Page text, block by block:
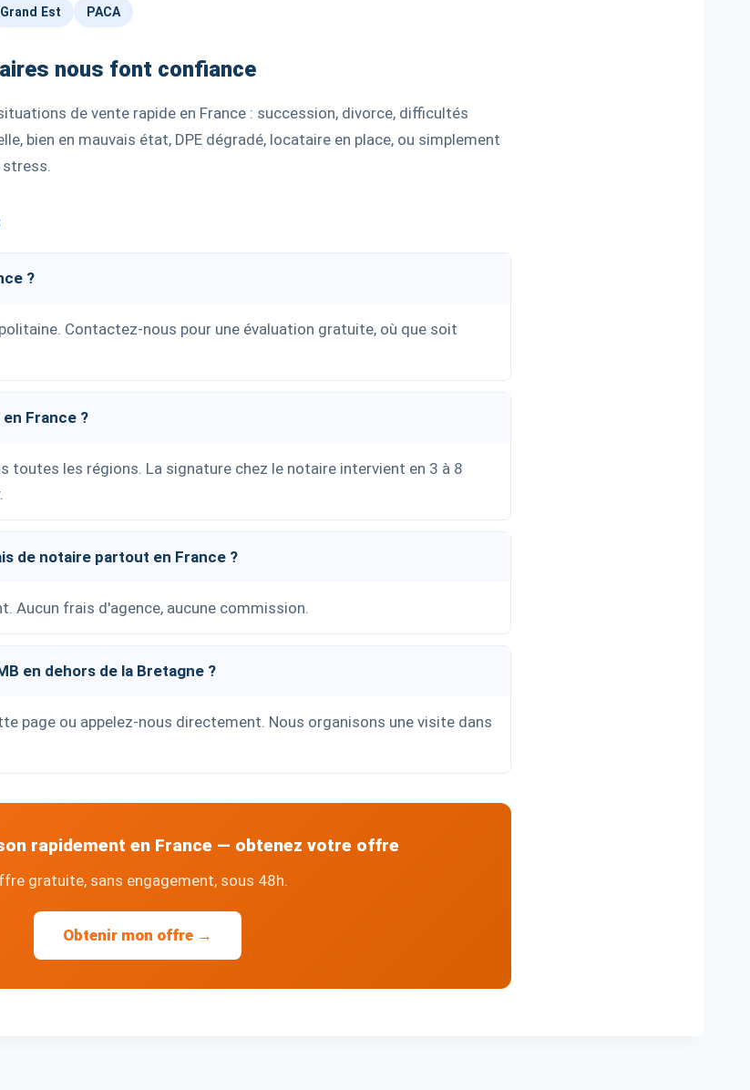
Grand Est PACA
nous font confiance
de vente rapide en France : succession, divorce, difficultés
bien en mauvais état, DPE dégradé, locataire en place, ou simplement
stress.
?
Contactez-nous pour une évaluation gratuite, où que soit
France ?
toutes les régions. La signature chez le notaire intervient en 3 à 8
de notaire partout en France ?
Aucun frais d'agence, aucune commission.
en dehors de la Bretagne ?
page ou appelez-nous directement. Nous organisons une visite dans
rapidement en France — obtenez votre offre
gratuite, sans engagement, sous 48h.
Obtenir mon offre →